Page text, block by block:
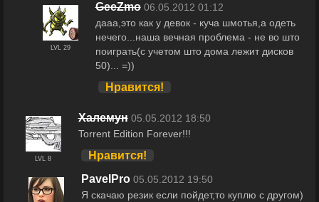
LVL 29
GeeZmo 06.05.2012 01:12
дааа,это как у девок - куча шмотья,а одеть
нечего...наша вечная проблема - не во што
поиграть(с учетом што дома лежит дисков
50)... =))
Нравится!
LVL 8
Халемун 05.05.2012 18:50
Torrent Edition Forever!!!
Нравится!
PavelPro 05.05.2012 19:50
Я скачаю резик если пойдет,то куплю с другом)